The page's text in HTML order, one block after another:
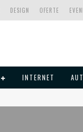
OFERTE
DESIGN
INTERNET